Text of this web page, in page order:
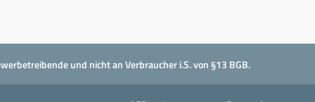
und nicht an Verbraucher i.S. von §13 BGB.